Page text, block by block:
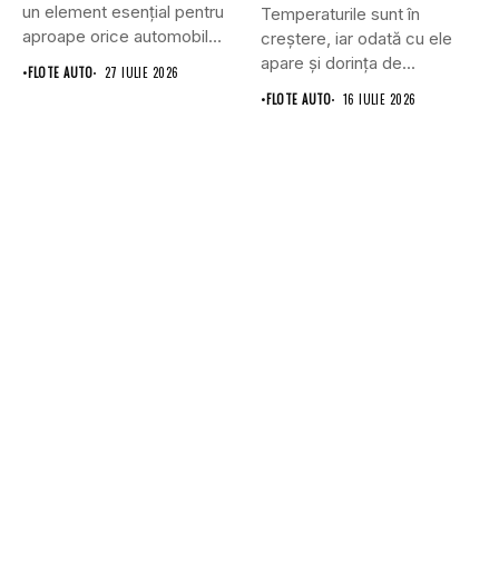
un element esențial pentru
aproape orice automobil
modern....
•FLOTE AUTO 27 IULIE 2026
Temperaturile sunt în
creștere, iar odată cu ele
apare și dorința de...
•FLOTE AUTO 16 IULIE 2026